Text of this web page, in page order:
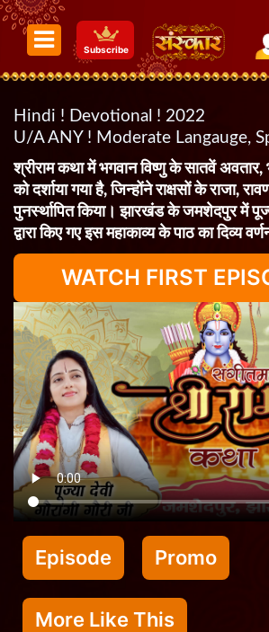
Subscribe
Hindi ! Devotional ! 2022
U/A ANY ! Moderate Langauge,
श्रीराम कथा में भगवान विष्णु के सातवें अवतार,
को दर्शाया गया है, जिन्होंने राक्षसों के राजा,
पुनर्स्थापित किया। झारखंड के जमशेदपुर में पूज्या
द्वारा किए गए इस महाकाव्य के पाठ का दिव्य
WATCH FIRST
Episode Promo
More Like This